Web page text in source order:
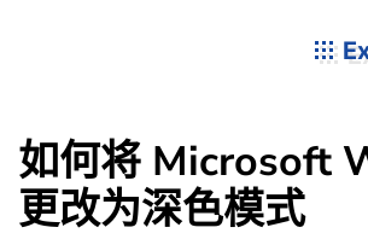
如何将 Microsoft
更改为深色模式